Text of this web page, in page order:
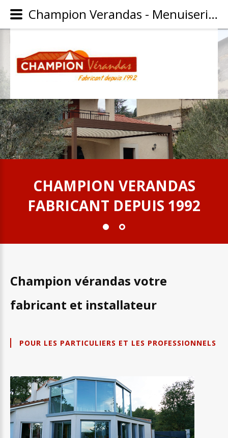
CHAMPION VERANDAS
FABRICANT DEPUIS 1992
Champion vérandas votre
fabricant et installateur
POUR LES PARTICULIERS ET LES PROFESSIONNELS
Champion Verandas - Menuiserie aluminium proche de Vienne (38)